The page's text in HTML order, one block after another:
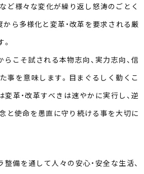
ど様々な変化が繰り返し怒涛のごとく
から多様化と変革・改革を要求される厳
らこそ試される本物志向、実力志向、信
事を意味します。目まぐるしく動くこ
変革・改革すべきは速やかに実行し、逆
と使命を愚直に守り続ける事を大切に
備を通して人々の安心・安全な生活、